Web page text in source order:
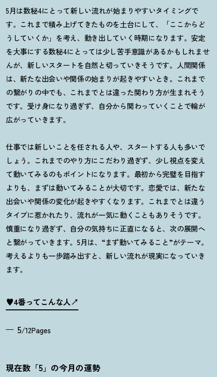
5月は数秘4にとって新しい流れが始まりやすいタイミングで
す。これまで積み上げてきたものを土台にして、「ここからど
うしていくか」を考え、動き出していく時期になります。安定
を大事にする数秘4にとっては少し苦手意識があるかもしれませ
んが、新しいスタートを自然と切っていきそうです。人間関係
は、新たな出会いや関係の始まりが起きやすいとき。これまで
の繋がりの中でも、これまでとは違った関わり方が生まれそう
です。受け身になり過ぎず、自分から関わっていくことで輪が
広がっていきます。
仕事では新しいことを任される人や、スタートする人も多いで
しょう。これまでのやり方にこだわり過ぎず、少し視点を変え
て動いてみるのもポイントになります。最初から完璧を目指す
よりも、まずは動いてみることが大切です。恋愛では、新たな
出会いや関係の変化が起きやすくなります。これまでとは違う
タイプに惹かれたり、流れが一気に動くこともありそうです。
慎重になり過ぎず、自分の気持ちに正直になると、次の展開へ
と繋がっていきます。 5月は、 “まず動いてみること”がテーマ。
考えるよりも一歩踏み出すと、新しい流れが現実になっていき
ます。
♥4番ってこんな人
5/12Pages
現在数「5」の今月の運勢